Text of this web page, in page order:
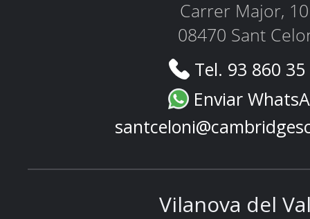
Carrer Major,
08470 Sant
Tel. 93 860
Enviar
Vilanova del